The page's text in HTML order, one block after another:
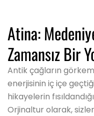
Atina:
Zamansız Bir
Antik çağların
enerjisinin iç içe
hikayelerin
Orjinaltur olarak,